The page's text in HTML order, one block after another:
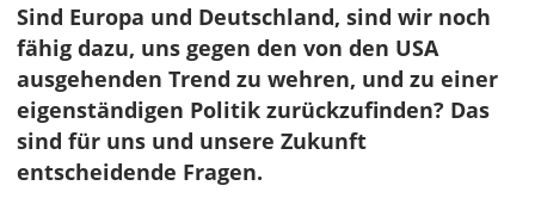
Sind Europa und Deutschland, sind wir noch
fähig dazu, uns gegen den von den USA
ausgehenden Trend zu wehren, und zu einer
eigenständigen Politik zurückzufinden? Das
sind für uns und unsere Zukunft
entscheidende Fragen.